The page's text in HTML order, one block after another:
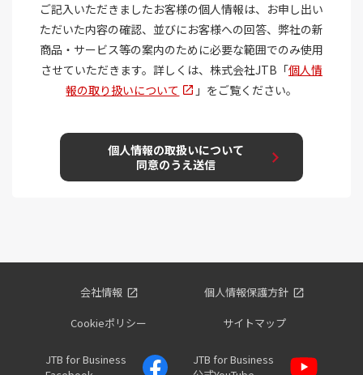
会社情報
個人情報保護方針
Cookieポリシー
サイトマップ
JTB for Business
JTB for Business